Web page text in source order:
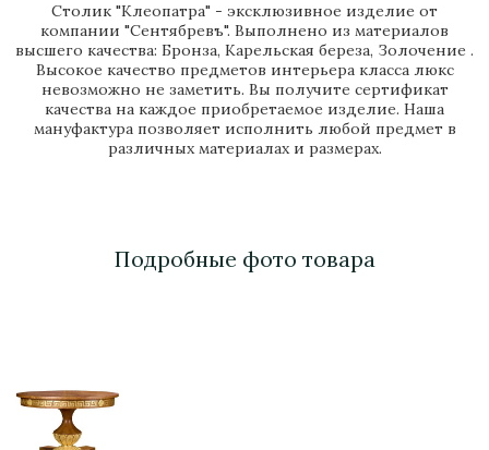
Столик "Клеопатра" - эксклюзивное изделие от
компании "Сентябревъ". Выполнено из материалов
высшего качества: Бронза, Карельская береза, Золочение .
Высокое качество предметов интерьера класса люкс
невозможно не заметить. Вы получите сертификат
качества на каждое приобретаемое изделие. Наша
мануфактура позволяет исполнить любой предмет в
различных материалах и размерах.
Подробные фото товара